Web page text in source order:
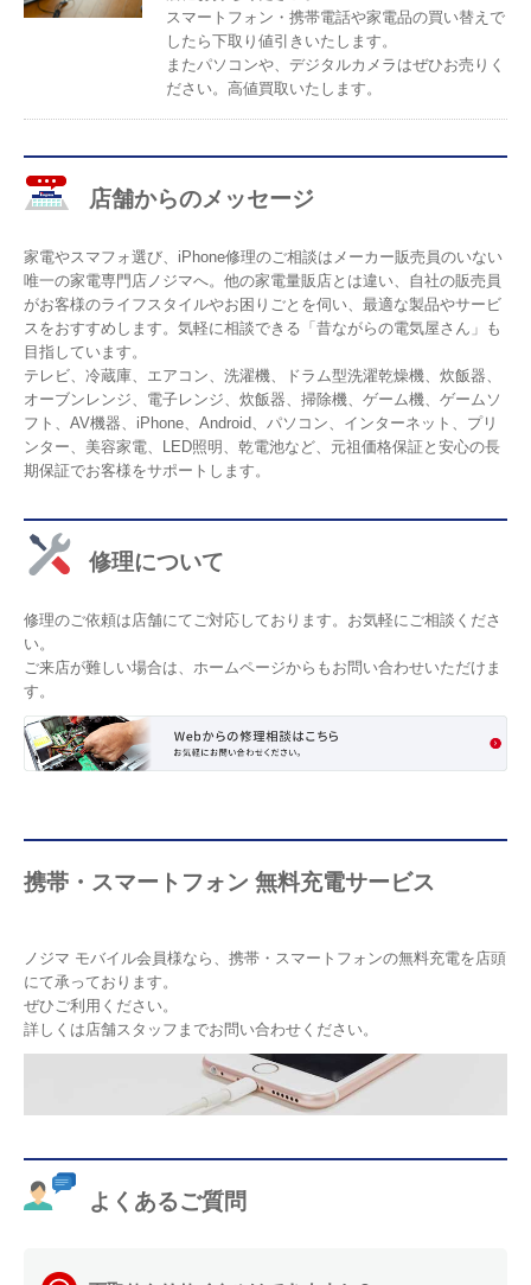
スマートフォン・携帯電話や家電品の買い替えで
したら下取り値引きいたします。
またパソコンや、デジタルカメラはぜひお売りく
ださい。高値買取いたします。
店舗からのメッセージ
家電やスマフォ選び、iPhone修理のご相談はメーカー販売員のいない
唯一の家電専門店ノジマへ。他の家電量販店とは違い、自社の販売員
がお客様のライフスタイルやお困りごとを伺い、最適な製品やサービ
スをおすすめします。気軽に相談できる「昔ながらの電気屋さん」も
目指しています。
テレビ、冷蔵庫、エアコン、洗濯機、ドラム型洗濯乾燥機、炊飯器、
オーブンレンジ、電子レンジ、炊飯器、掃除機、ゲーム機、ゲームソ
フト、AV機器、iPhone、Android、パソコン、インターネット、プリ
ンター、美容家電、LED照明、乾電池など、元祖価格保証と安心の長
期保証でお客様をサポートします。
修理について
修理のご依頼は店舗にてご対応しております。お気軽にご相談くださ
い。
ご来店が難しい場合は、ホームページからもお問い合わせいただけま
す。
携帯・スマートフォン 無料充電サービス
ノジマ モバイル会員様なら、携帯・スマートフォンの無料充電を店頭
にて承っております。
ぜひご利用ください。
詳しくは店舗スタッフまでお問い合わせください。
よくあるご質問